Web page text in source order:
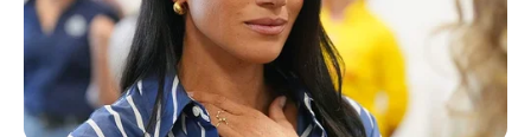
Tampil Lebih Modern, 7 Potret